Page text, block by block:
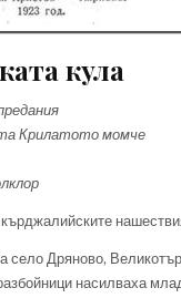
кула
Крилатото момче
село Дряново,
насилваха